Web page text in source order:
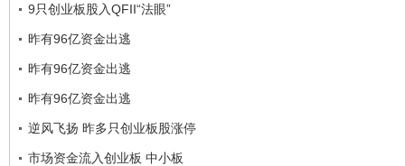
9只创业板股入QFII“法眼”
昨有96亿资金出逃
昨有96亿资金出逃
昨有96亿资金出逃
逆风飞扬 昨多只创业板股涨停
市场资金流入创业板 中小板